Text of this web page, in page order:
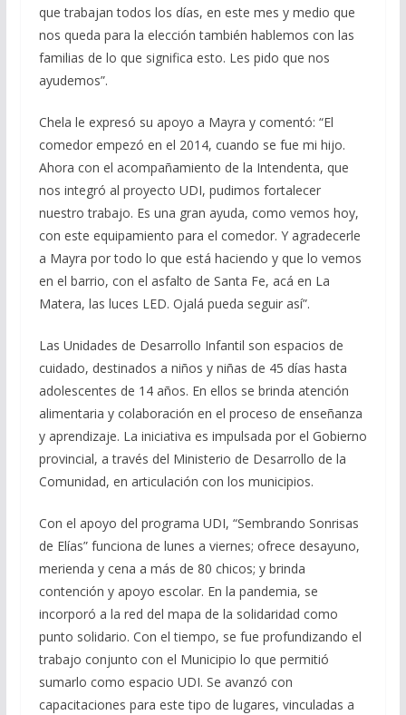
que trabajan todos los días, en este mes y medio que
nos queda para la elección también hablemos con las
familias de lo que significa esto. Les pido que nos
ayudemos”.
Chela le expresó su apoyo a Mayra y comentó: “El
comedor empezó en el 2014, cuando se fue mi hijo.
Ahora con el acompañamiento de la Intendenta, que
nos integró al proyecto UDI, pudimos fortalecer
nuestro trabajo. Es una gran ayuda, como vemos hoy,
con este equipamiento para el comedor. Y agradecerle
a Mayra por todo lo que está haciendo y que lo vemos
en el barrio, con el asfalto de Santa Fe, acá en La
Matera, las luces LED. Ojalá pueda seguir así”.
Las Unidades de Desarrollo Infantil son espacios de
cuidado, destinados a niños y niñas de 45 días hasta
adolescentes de 14 años. En ellos se brinda atención
alimentaria y colaboración en el proceso de enseñanza
y aprendizaje. La iniciativa es impulsada por el Gobierno
provincial, a través del Ministerio de Desarrollo de la
Comunidad, en articulación con los municipios.
Con el apoyo del programa UDI, “Sembrando Sonrisas
de Elías” funciona de lunes a viernes; ofrece desayuno,
merienda y cena a más de 80 chicos; y brinda
contención y apoyo escolar. En la pandemia, se
incorporó a la red del mapa de la solidaridad como
punto solidario. Con el tiempo, se fue profundizando el
trabajo conjunto con el Municipio lo que permitió
sumarlo como espacio UDI. Se avanzó con
capacitaciones para este tipo de lugares, vinculadas a